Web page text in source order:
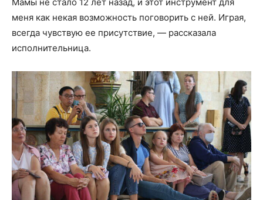
меня как некая возможность поговорить с ней. Играя,
всегда чувствую ее присутствие, — рассказала
исполнительница.